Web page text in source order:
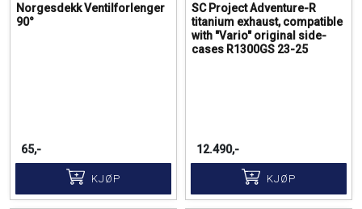
Norgesdekk Ventilforlenger
90°
65,-
KJØP
SC Project Adventure-R
titanium exhaust, compatible
with "Vario" original side-
cases R1300GS 23-25
12.490,-
KJØP